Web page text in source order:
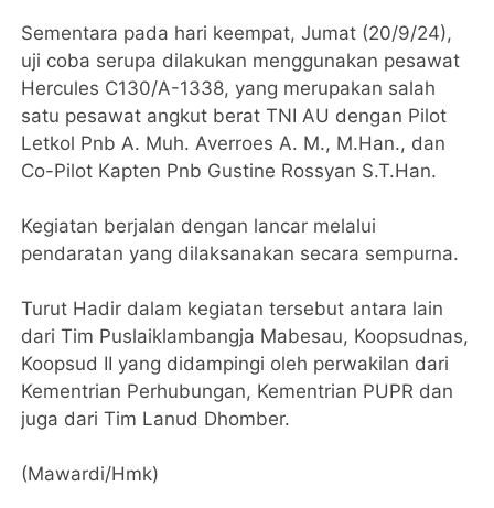
Sementara pada hari keempat, Jumat (20/9/24),
uji coba serupa dilakukan menggunakan pesawat
Hercules C130/A-1338, yang merupakan salah
satu pesawat angkut berat TNI AU dengan Pilot
Letkol Pnb A. Muh. Averroes A. M., M.Han., dan
Co-Pilot Kapten Pnb Gustine Rossyan S.T.Han.
Kegiatan berjalan dengan lancar melalui
pendaratan yang dilaksanakan secara sempurna.
Turut Hadir dalam kegiatan tersebut antara lain
dari Tim Puslaiklambangja Mabesau, Koopsudnas,
Koopsud II yang didampingi oleh perwakilan dari
Kementrian Perhubungan, Kementrian PUPR dan
juga dari Tim Lanud Dhomber.
(Mawardi/Hmk)